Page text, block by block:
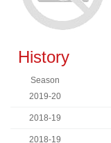
History
Season
2019-20
2018-19
2018-19